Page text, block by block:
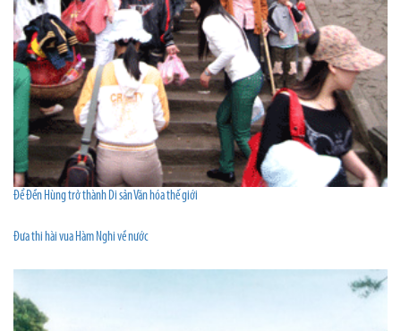
Để Đền Hùng trở thành Di sản Văn hóa thế giới
Đưa thi hài vua Hàm Nghi về nước